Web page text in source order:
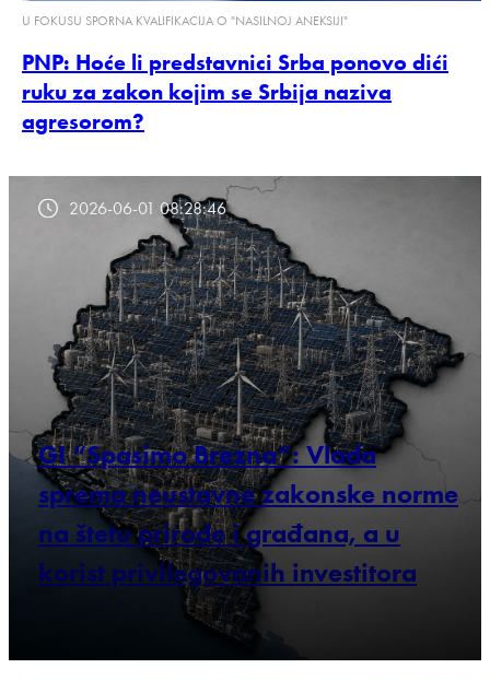
U FOKUSU SPORNA KVALIFIKACIJA O "NASILNOJ ANEKSIJI"
PNP: Hoće li predstavnici Srba ponovo dići
ruku za zakon kojim se Srbija naziva
agresorom?
2026-06-01 08:28:46
GI “Spasimo Brezna”: Vlada
sprema neustavne zakonske norme
na štetu prirode i građana, a u
korist privilegovanih investitora